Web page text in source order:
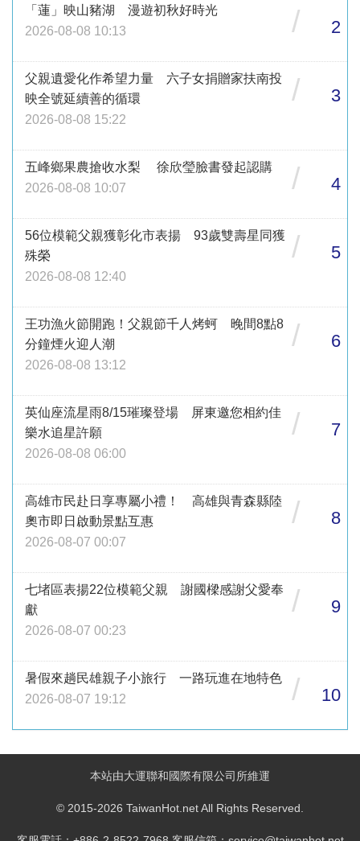
「蓮」映山豬湖 漫遊初秋好時光
2026-08-08 10:13
/ 2
父親遺愛化作希望力量 六子女捐贈家扶南投
映全號延續善的循環
2026-08-08 15:22
/ 3
五峰鄉果農搶收水梨 徐欣瑩臉書發起認購
2026-08-08 10:07
/ 4
56位模範父親獲彰化市表揚 93歲雙壽星同獲
殊榮
2026-08-08 12:40
/ 5
王功漁火節開跑！父親節千人烤蚵 晚間8點8
分鐘煙火迎人潮
2026-08-08 13:12
/ 6
英仙座流星雨8/15璀璨登場 屏東邀您相約佳
樂水追星許願
2026-08-08 06:00
/ 7
高雄市民赴日享專屬小禮！ 高雄與青森縣陸
奧市即日啟動景點互惠
2026-08-07 00:07
/ 8
七堵區表揚22位模範父親 謝國樑感謝父愛奉
獻
2026-08-07 00:23
/ 9
暑假來趟民雄親子小旅行 一路玩進在地特色
2026-08-07 19:12
/ 10
本站由大運聯和國際有限公司所維運
© 2015-2026 TaiwanHot.net All Rights Reserved.